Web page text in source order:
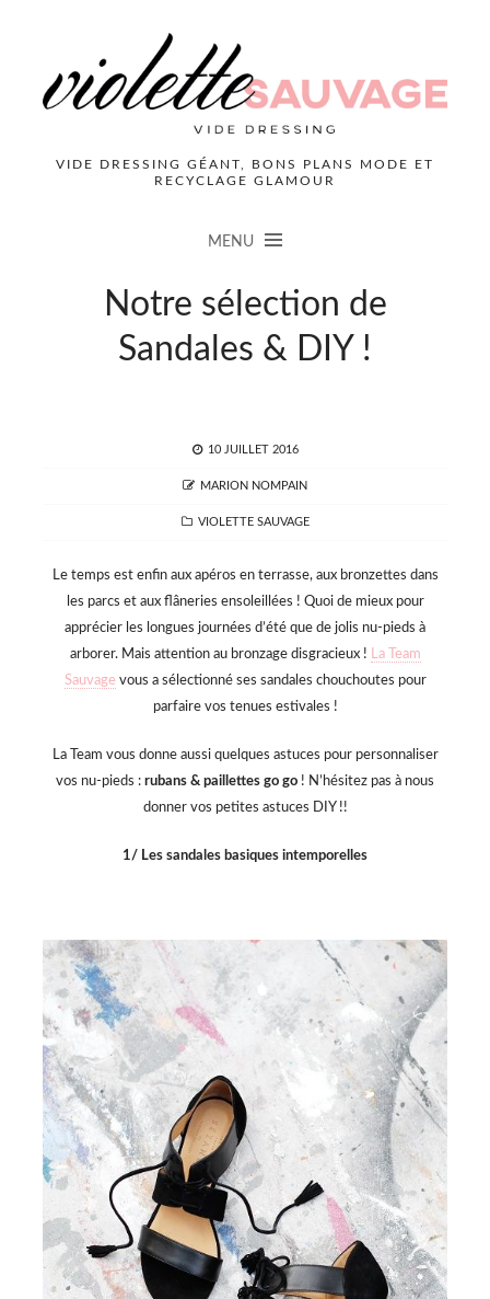
VIDE DRESSING GÉANT, BONS PLANS MODE ET
RECYCLAGE GLAMOUR
MENU
Notre sélection de
Sandales & DIY !
POSTED
10 JUILLET 2016
AUTHOR
MARION NOMPAIN
CATEGORIES
VIOLETTE SAUVAGE
Le temps est enfin aux apéros en terrasse, aux bronzettes dans
les parcs et aux flâneries ensoleillées ! Quoi de mieux pour
apprécier les longues journées d’été que de jolis nu-pieds à
arborer. Mais attention au bronzage disgracieux ! La Team
Sauvage vous a sélectionné ses sandales chouchoutes pour
parfaire vos tenues estivales !
La Team vous donne aussi quelques astuces pour personnaliser
vos nu-pieds : rubans & paillettes go go ! N’hésitez pas à nous
donner vos petites astuces DIY !!
1/ Les sandales basiques intemporelles